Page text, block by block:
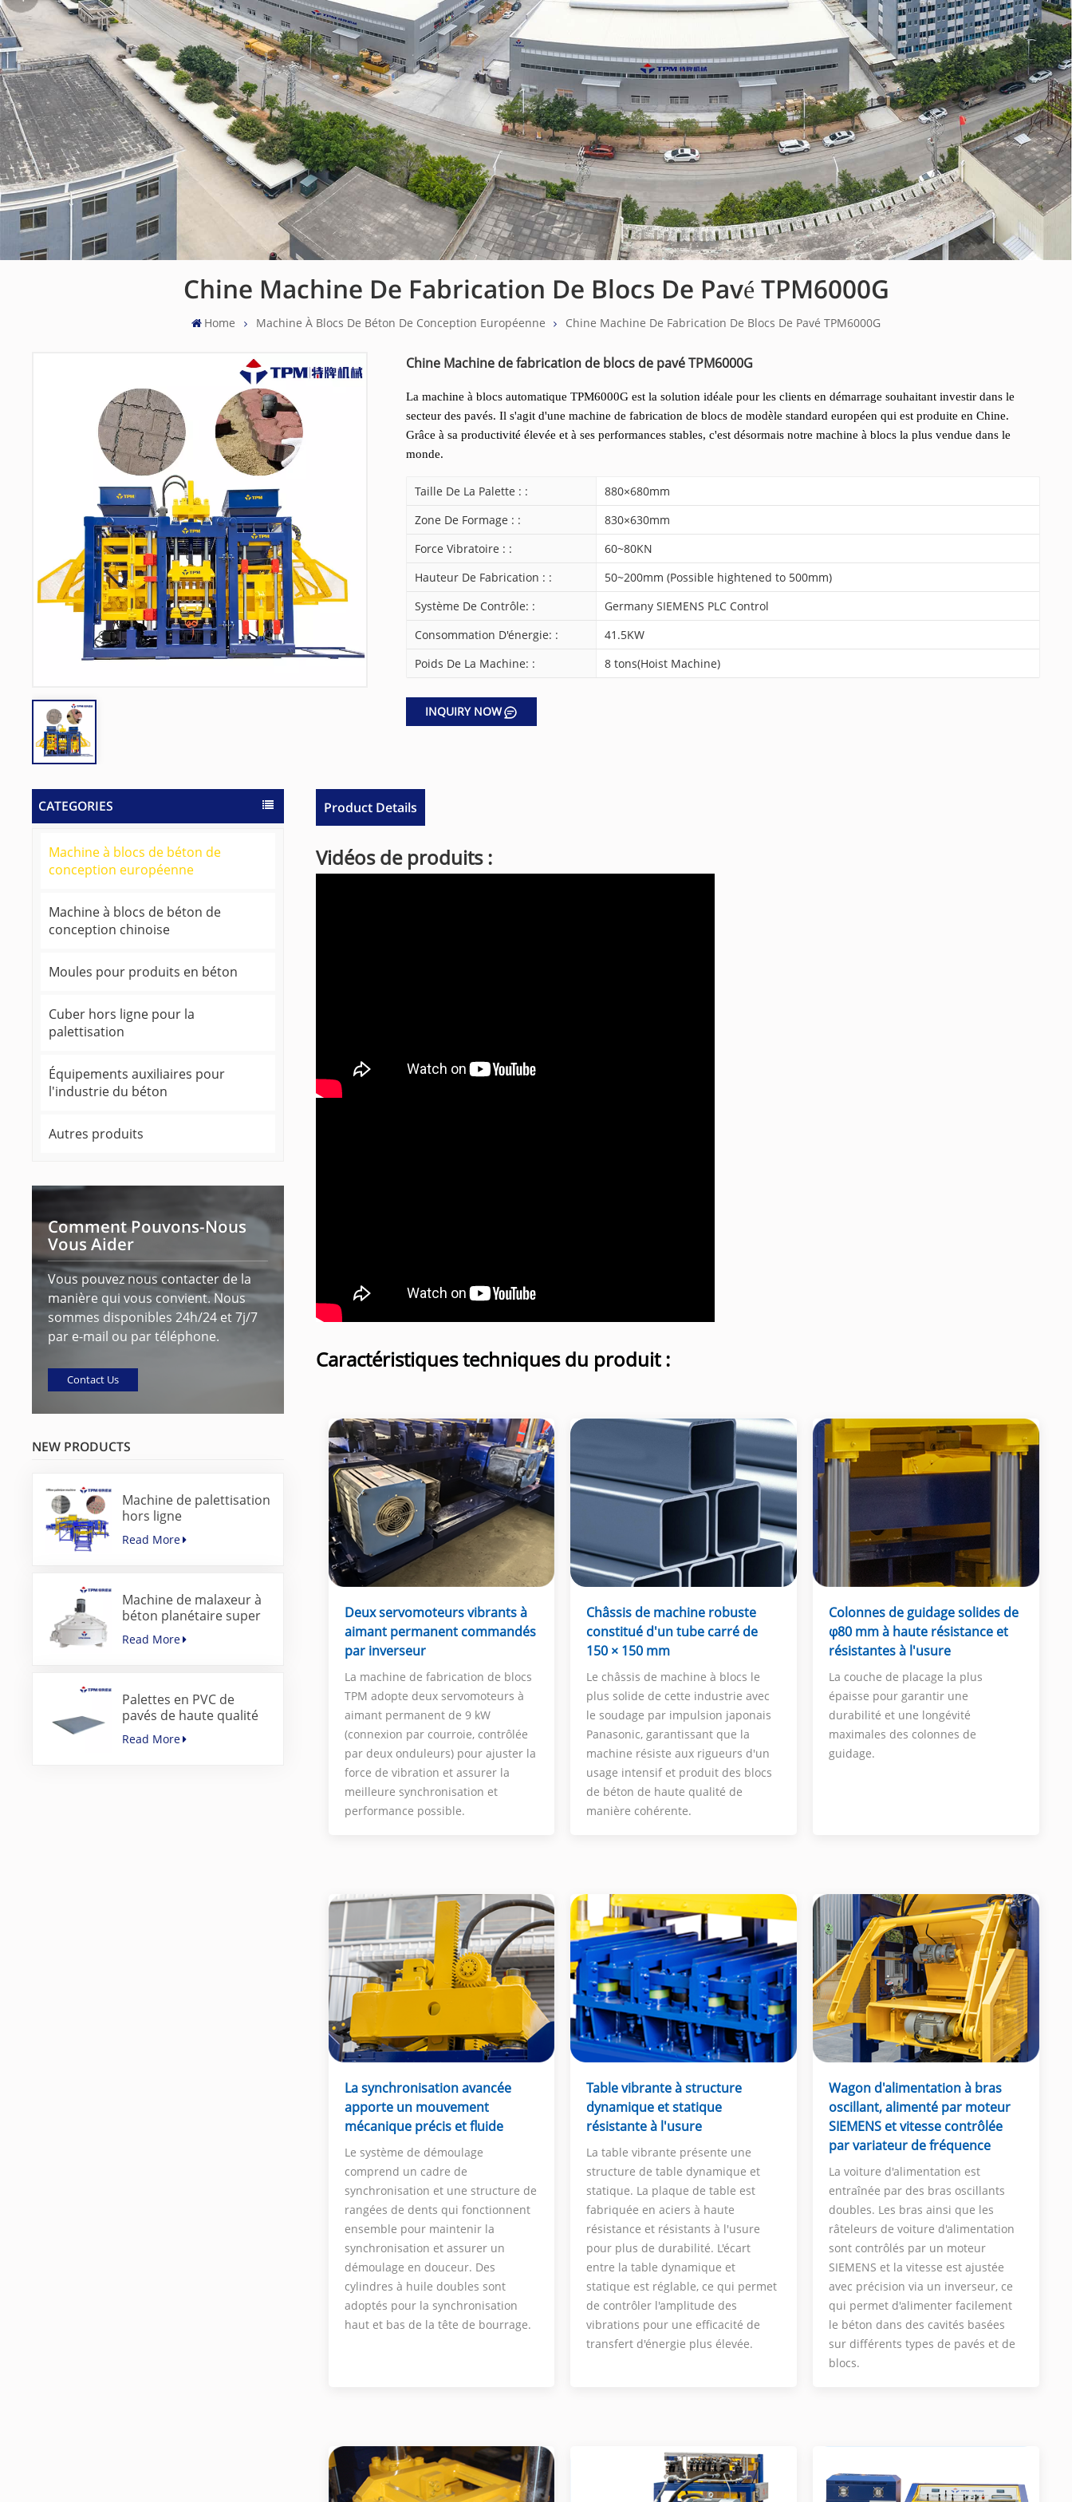
Chine Machine De Fabrication De Blocs De Pavé TPM6000G
Home Machine À Blocs De Béton De Conception Européenne Chine Machine De Fabrication De Blocs De Pavé TPM6000G
Chine Machine de fabrication de blocs de pavé TPM6000G
La machine à blocs automatique TPM6000G est la solution idéale pour les clients en démarrage souhaitant investir dans le
secteur des pavés. Il s'agit d'une machine de fabrication de blocs de modèle standard européen qui est produite en Chine.
Grâce à sa productivité élevée et à ses performances stables, c'est désormais notre machine à blocs la plus vendue dans le
monde.
Taille De La Palette : :
880×680mm
Zone De Formage : :
830×630mm
Force Vibratoire : :
60~80KN
Hauteur De Fabrication : :
50~200mm (Possible hightened to 500mm)
Système De Contrôle: :
Germany SIEMENS PLC Control
Consommation D'énergie: :
41.5KW
Poids De La Machine: :
8 tons(Hoist Machine)
INQUIRY NOW
CATEGORIES
Machine à blocs de béton de
conception européenne
Machine à blocs de béton de
conception chinoise
Moules pour produits en béton
Cuber hors ligne pour la
palettisation
Équipements auxiliaires pour
l'industrie du béton
Autres produits
Comment Pouvons-Nous
Vous Aider
Vous pouvez nous contacter de la
manière qui vous convient. Nous
sommes disponibles 24h/24 et 7j/7
par e-mail ou par téléphone.
Contact Us
NEW PRODUCTS
Machine de palettisation
hors ligne
servocommandée pour
blocs de béton
Read More
Machine de malaxeur à
béton planétaire super
rapide pour machine à
pavés
Read More
Palettes en PVC de
pavés de haute qualité
pour machine de
fabrication de blocs de
Read More
Product Details
Vidéos de produits :
Caractéristiques techniques du produit :
Deux servomoteurs vibrants à
aimant permanent commandés
par inverseur
La machine de fabrication de blocs
TPM adopte deux servomoteurs à
aimant permanent de 9 kW
(connexion par courroie, contrôlée
par deux onduleurs) pour ajuster la
force de vibration et assurer la
meilleure synchronisation et
performance possible.
Châssis de machine robuste
constitué d'un tube carré de
150 × 150 mm
Le châssis de machine à blocs le
plus solide de cette industrie avec
le soudage par impulsion japonais
Panasonic, garantissant que la
machine résiste aux rigueurs d'un
usage intensif et produit des blocs
de béton de haute qualité de
manière cohérente.
Colonnes de guidage solides de
φ80 mm à haute résistance et
résistantes à l'usure
La couche de placage la plus
épaisse pour garantir une
durabilité et une longévité
maximales des colonnes de
guidage.
La synchronisation avancée
apporte un mouvement
mécanique précis et fluide
Le système de démoulage
comprend un cadre de
synchronisation et une structure de
rangées de dents qui fonctionnent
ensemble pour maintenir la
synchronisation et assurer un
démoulage en douceur. Des
cylindres à huile doubles sont
adoptés pour la synchronisation
haut et bas de la tête de bourrage.
Table vibrante à structure
dynamique et statique
résistante à l'usure
La table vibrante présente une
structure de table dynamique et
statique. La plaque de table est
fabriquée en aciers à haute
résistance et résistants à l'usure
pour plus de durabilité. L'écart
entre la table dynamique et
statique est réglable, ce qui permet
de contrôler l'amplitude des
vibrations pour une efficacité de
transfert d'énergie plus élevée.
Wagon d'alimentation à bras
oscillant, alimenté par moteur
SIEMENS et vitesse contrôlée
par variateur de fréquence
La voiture d'alimentation est
entraînée par des bras oscillants
doubles. Les bras ainsi que les
râteleurs de voiture d'alimentation
sont contrôlés par un moteur
SIEMENS et la vitesse est ajustée
avec précision via un inverseur, ce
qui permet d'alimenter facilement
le béton dans des cavités basées
sur différents types de pavés et de
blocs.